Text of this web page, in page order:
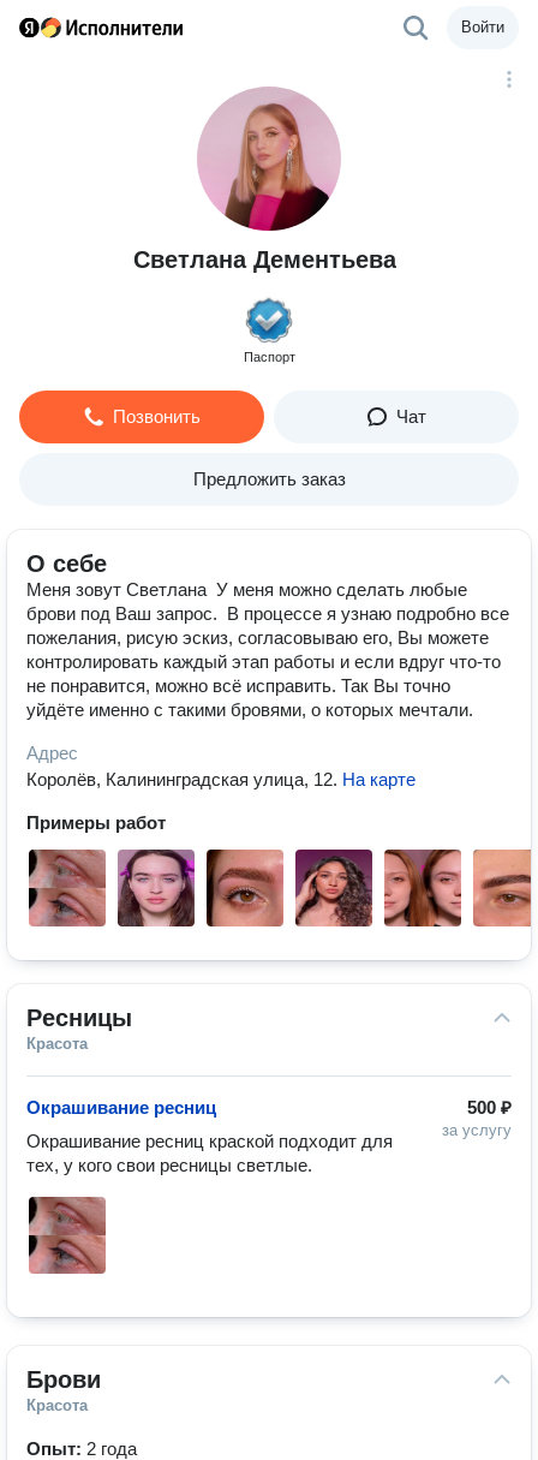
Войти
Светлана Дементьева
Паспорт
Позвонить Чат
Предложить заказ
О себе
Меня зовут Светлана ‌ ‌У меня можно сделать любые
брови под Ваш запрос. ‌ ‌В процессе я узнаю подробно все
пожелания, рисую эскиз, согласовываю его, Вы можете
контролировать каждый этап работы и если вдруг что-то
не понравится, можно всё исправить. Так Вы точно
уйдёте именно с такими бровями, о которых мечтали. ‌
Адрес
Королёв, Калининградская улица, 12. На карте
Примеры работ
Ресницы
Красота
500 ₽
за услугу
Окрашивание ресниц
Окрашивание ресниц краской подходит для
тех, у кого свои ресницы светлые.
Брови
Красота
Опыт: 2 года